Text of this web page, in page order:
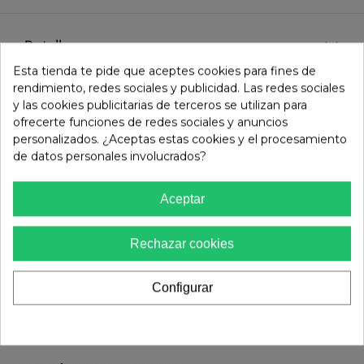
detalles
talla y ajuste
Comprobar disponibilidad en tienda
Esta tienda te pide que aceptes cookies para fines de
rendimiento, redes sociales y publicidad. Las redes sociales
y las cookies publicitarias de terceros se utilizan para
ofrecerte funciones de redes sociales y anuncios
personalizados. ¿Aceptas estas cookies y el procesamiento
de datos personales involucrados?
Aceptar
Rechazar cookies
Configurar